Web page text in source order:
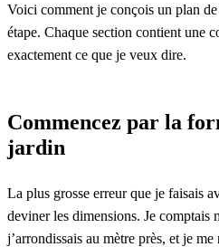
Voici comment je conçois un plan
étape. Chaque section contient une
exactement ce que je veux dire.
Commencez par la
jardin
La plus grosse erreur que je faisais
deviner les dimensions. Je comptais
j’arrondissais au mètre près, et je